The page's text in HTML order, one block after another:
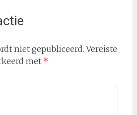
niet gepubliceerd. Vereiste
met *